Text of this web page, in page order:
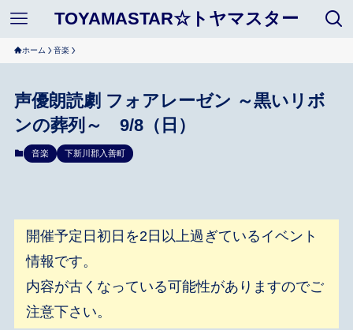
TOYAMASTAR☆トヤマスター
ホーム 音楽
声優朗読劇 フォアレーゼン ～黒いリボ
ンの葬列～ 9/8（日）
音楽 下新川郡入善町
開催予定日初日を2日以上過ぎているイベント
情報です。
内容が古くなっている可能性がありますのでご
注意下さい。